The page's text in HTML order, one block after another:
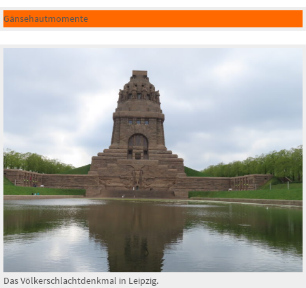
Gänsehautmomente
Das Völkerschlachtdenkmal in Leipzig.